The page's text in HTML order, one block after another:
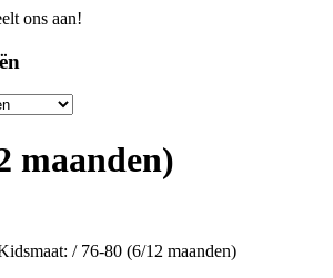
ons aan!
maanden)
/ 76-80 (6/12 maanden)